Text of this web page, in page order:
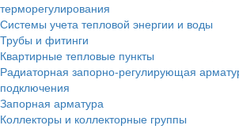
терморегулирования
Системы учета тепловой энергии и воды
Трубы и фитинги
Квартирные тепловые пункты
Радиаторная запорно-регулирующая
подключения
Запорная арматура
Коллекторы и коллекторные группы